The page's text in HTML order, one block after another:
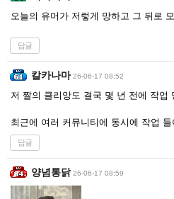
오늘의 유머가 저렇게 망하고 그 뒤로
답글
칼카나마 26-06-17 08:52
저 짤의 클리앙도 결국 몇 년 전에 작업
최근에 여러 커뮤니티에 동시에 작업
답글
양념통닭 26-06-17 08:59